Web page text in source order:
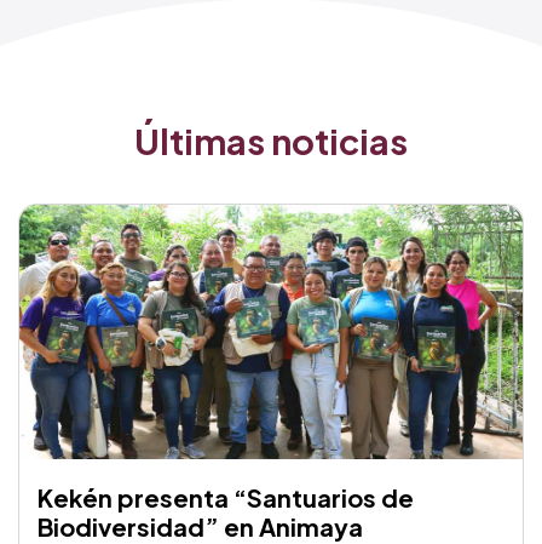
Últimas noticias
Kekén presenta “Santuarios de
Biodiversidad” en Animaya